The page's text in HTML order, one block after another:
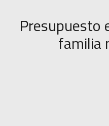
Presupuesto
familia